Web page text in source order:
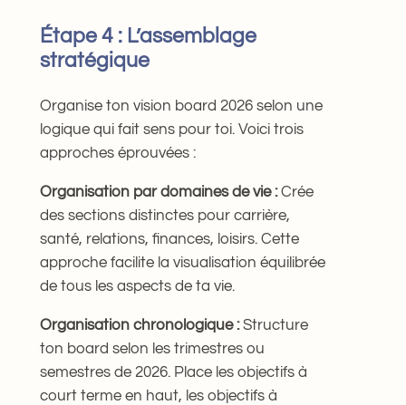
Étape 4 : L’assemblage
stratégique
Organise ton vision board 2026 selon une
logique qui fait sens pour toi. Voici trois
approches éprouvées :
Organisation par domaines de vie :Crée
des sections distinctes pour carrière,
santé, relations, finances, loisirs. Cette
approche facilite la visualisation équilibrée
de tous les aspects de ta vie.
Organisation chronologique :Structure
ton board selon les trimestres ou
semestres de 2026. Place les objectifs à
court terme en haut, les objectifs à